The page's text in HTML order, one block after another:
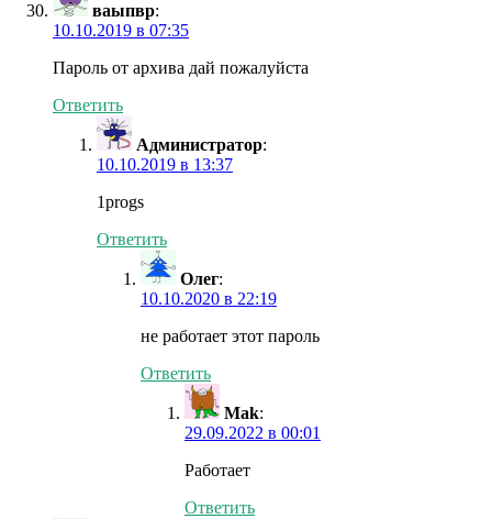
ваыпвр:
10.10.2019 в 07:35
Пароль от архива дай пожалуйста
Ответить
Администратор:
10.10.2019 в 13:37
1progs
Ответить
Олег:
10.10.2020 в 22:19
не работает этот пароль
Ответить
Mak:
29.09.2022 в 00:01
Работает
Ответить